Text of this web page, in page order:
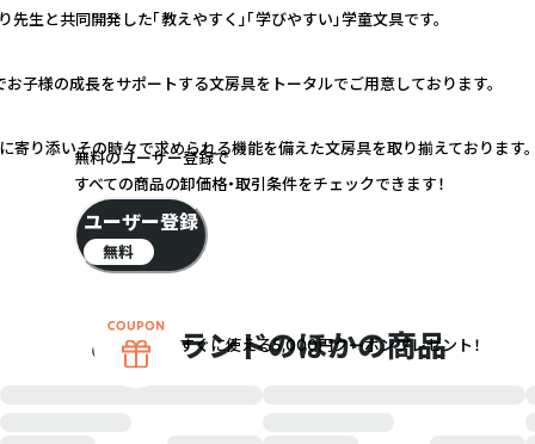
生と共同開発した「教えやすく」「学びやすい」学童文具です。
お子様の成長をサポートする文房具をトータルでご用意しております。
寄り添いその時々で求められる機能を備えた文房具を取り揃えております。
このブランドのほかの商品
無料のユーザー登録で
すべての商品の卸価格・取引条件をチェックできます！
ユーザー登録
無料
すぐに使える5,000円クーポンプレゼント！